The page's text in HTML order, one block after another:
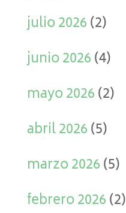
julio 2026(2)
junio 2026(4)
mayo 2026(2)
abril 2026(5)
marzo 2026(5)
febrero 2026(2)